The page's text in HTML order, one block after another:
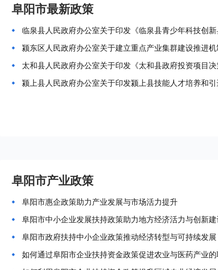
阜阳市最新政策
临泉县人民政府办公室关于印发《临泉县青少年科技创
颍东区人民政府办公室关于建立重点产业集群建设推进
太和县人民政府办公室关于印发《太和县政府投资项目
颍上县人民政府办公室关于印发颍上县技能人才培养和
阜阳市产业政策
阜阳市惠企政策助力产业发展与市场活力提升
阜阳市中小企业发展扶持政策助力地方经济活力与创新
阜阳市政府扶持中小企业政策推动经济转型与可持续发展
如何通过阜阳市企业扶持资金政策促进农业与医药产业